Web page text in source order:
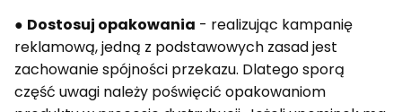
● Dostosuj opakowania - realizując kampanię
reklamową, jedną z podstawowych zasad jest
zachowanie spójności przekazu. Dlatego sporą
część uwagi należy poświęcić opakowaniom